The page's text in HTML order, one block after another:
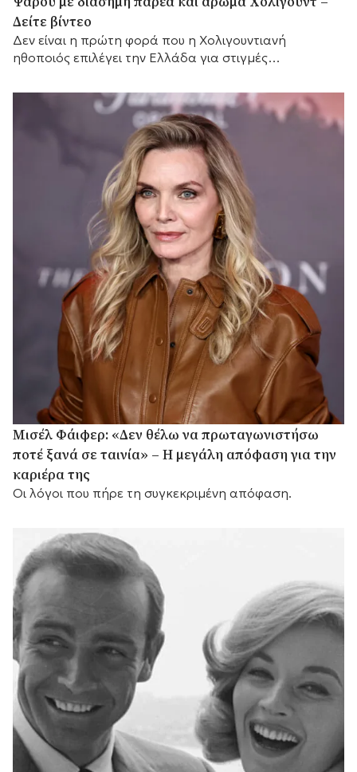
Δείτε βίντεο
Δεν είναι η πρώτη φορά που η Χολιγουντιανή
ηθοποιός επιλέγει την Ελλάδα για στιγμές
Μισέλ Φάιφερ: «Δεν θέλω να πρωταγωνιστήσω
ποτέ ξανά σε ταινία» – Η μεγάλη απόφαση για την
καριέρα της
Οι λόγοι που πήρε τη συγκεκριμένη απόφαση.